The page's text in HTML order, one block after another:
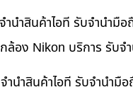
นำสินค้าไอที รับจำนำมื
อง Nikon บริการ รับจ
นำสินค้าไอที รับจำนำมื